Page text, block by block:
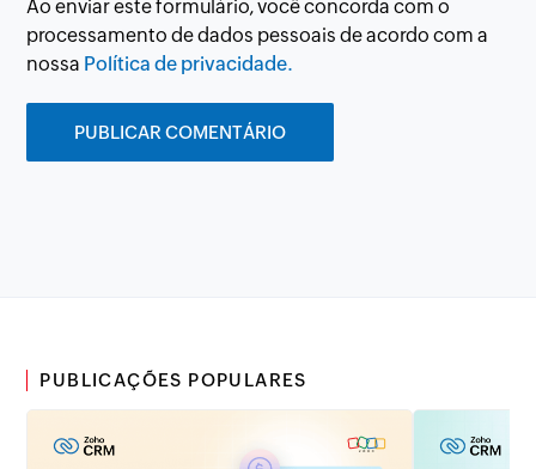
Ao enviar este formulário, você concorda com o
processamento de dados pessoais de acordo com a
nossa Política de privacidade.
PUBLICAÇÕES POPULARES